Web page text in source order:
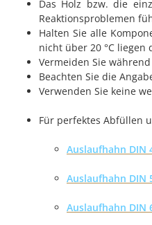
Das Holz bzw. die
Reaktionsproblemen
Halten Sie alle
nicht über 20 °C liegen
Vermeiden Sie
Beachten Sie die
Verwenden Sie keine
Für perfektes Abfüllen
Auslaufhahn DIN
Auslaufhahn DIN
Auslaufhahn DIN